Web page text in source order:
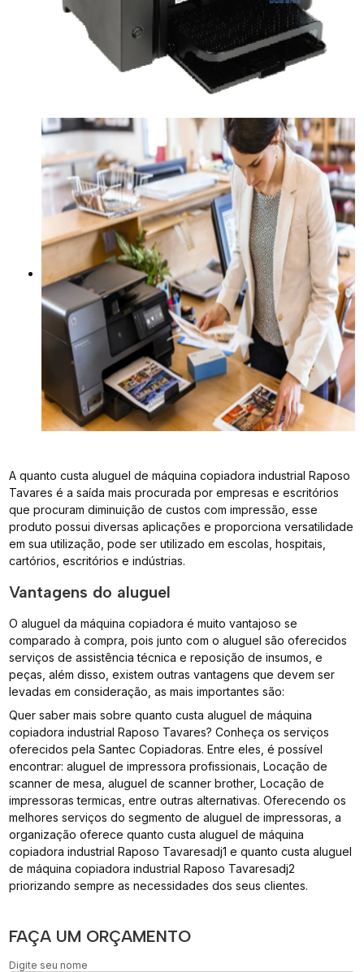
A quanto custa aluguel de máquina copiadora industrial Raposo
Tavares é a saída mais procurada por empresas e escritórios
que procuram diminuição de custos com impressão, esse
produto possui diversas aplicações e proporciona versatilidade
em sua utilização, pode ser utilizado em escolas, hospitais,
cartórios, escritórios e indústrias.
Vantagens do aluguel
O aluguel da máquina copiadora é muito vantajoso se
comparado à compra, pois junto com o aluguel são oferecidos
serviços de assistência técnica e reposição de insumos, e
peças, além disso, existem outras vantagens que devem ser
levadas em consideração, as mais importantes são:
Quer saber mais sobre quanto custa aluguel de máquina
copiadora industrial Raposo Tavares? Conheça os serviços
oferecidos pela Santec Copiadoras. Entre eles, é possível
encontrar: aluguel de impressora profissionais, Locação de
scanner de mesa, aluguel de scanner brother, Locação de
impressoras termicas, entre outras alternativas. Oferecendo os
melhores serviços do segmento de aluguel de impressoras, a
organização oferece quanto custa aluguel de máquina
copiadora industrial Raposo Tavaresadj1 e quanto custa aluguel
de máquina copiadora industrial Raposo Tavaresadj2
priorizando sempre as necessidades dos seus clientes.
FAÇA UM ORÇAMENTO
Digite seu nome